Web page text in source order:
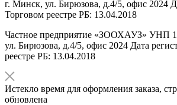
г. Минск, ул. Бирюзова, д.4/5, офис 2024
Торговом реестре РБ: 13.04.2018
Частное предприятие «ЗООХАУЗ» УНП
ул. Бирюзова, д.4/5, офис 2024 Дата
реестре РБ: 13.04.2018
Истекло время для оформления заказа,
обновлена